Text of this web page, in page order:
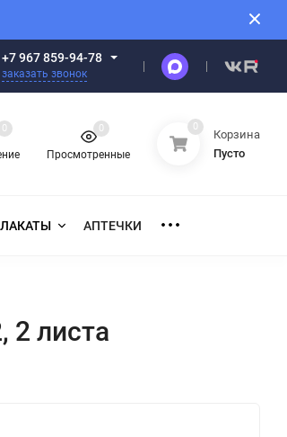
+7 967 859-94-78
заказать звонок
0
Просмотренные
0 0
Корзина
Пусто
АПТЕЧКИ
2 листа